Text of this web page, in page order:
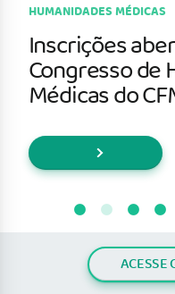
HUMANIDADES MÉDICAS
Inscrições
Congresso de
Médicas do
ACESSE